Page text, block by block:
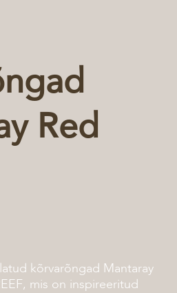
Red
kõrvarõngad Mantaray
mis on inspireeritud